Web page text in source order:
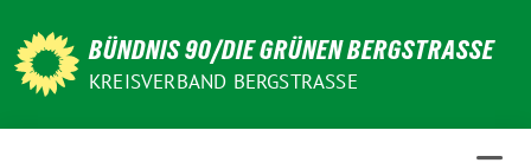
zum
Inhalt
BÜNDNIS 90/DIE GRÜNEN BERGSTRASSE
KREISVERBAND BERGSTRASSE